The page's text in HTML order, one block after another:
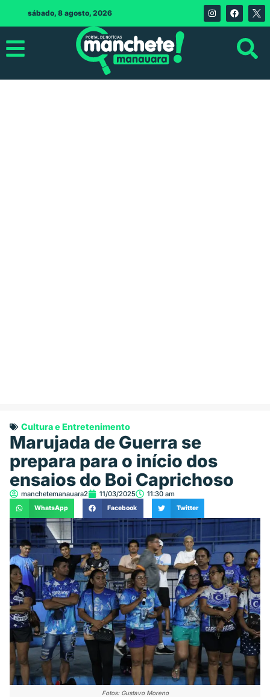
sábado, 8 agosto, 2026
Cultura e Entretenimento
Marujada de Guerra se
prepara para o início dos
ensaios do Boi Caprichoso
manchetemanauara2 11/03/2025 11:30 am
WhatsApp Facebook Twitter
Fotos: Gustavo Moreno